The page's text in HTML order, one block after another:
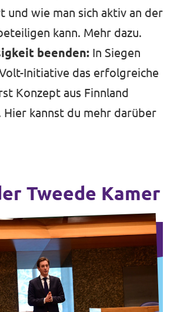
und wie man sich aktiv an der
kann. Mehr dazu.
beenden: In Siegen
Initiative das erfolgreiche
Konzept aus Finnland
Hier kannst du mehr darüber
Tweede Kamer